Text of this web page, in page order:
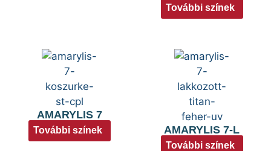
További színek
AMARYLIS 7
További színek AMARYLIS 7-L
További színek